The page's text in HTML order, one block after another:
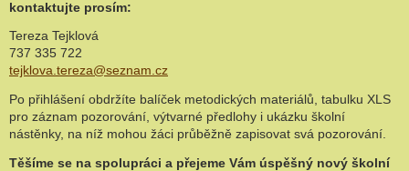
kontaktujte prosím:
Tereza Tejklová
737 335 722
tejklova.tereza@seznam.cz
Po přihlášení obdržíte balíček metodických materiálů, tabulku XLS
pro záznam pozorování, výtvarné předlohy i ukázku školní
nástěnky, na níž mohou žáci průběžně zapisovat svá pozorování.
Těšíme se na spolupráci a přejeme Vám úspěšný nový školní